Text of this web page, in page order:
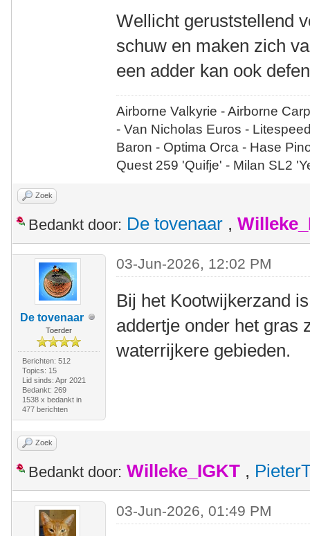
Wellicht geruststellend
schuw en maken zich
een adder kan ook
Airborne Valkyrie - Airborne
- Van Nicholas Euros -
Baron - Optima Orca - Hase
Quest 259 'Quifje' - Milan SL2
Zoek
Bedankt door: De tovenaar ,
De tovenaar
Toerder
Berichten: 512
Topics: 15
Lid sinds: Apr 2021
Bedankt: 269
1538 x bedankt in
477 berichten
03-Jun-2026, 12:02 PM
Bij het Kootwijkerzand
addertje onder het gras
waterrijkere gebieden.
Zoek
Bedankt door: Willeke_IGKT ,
03-Jun-2026, 01:49 PM